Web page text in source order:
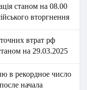
станом на 08.00
вторгнення
втрат рф
на 29.03.2025
в рекордное число
начала